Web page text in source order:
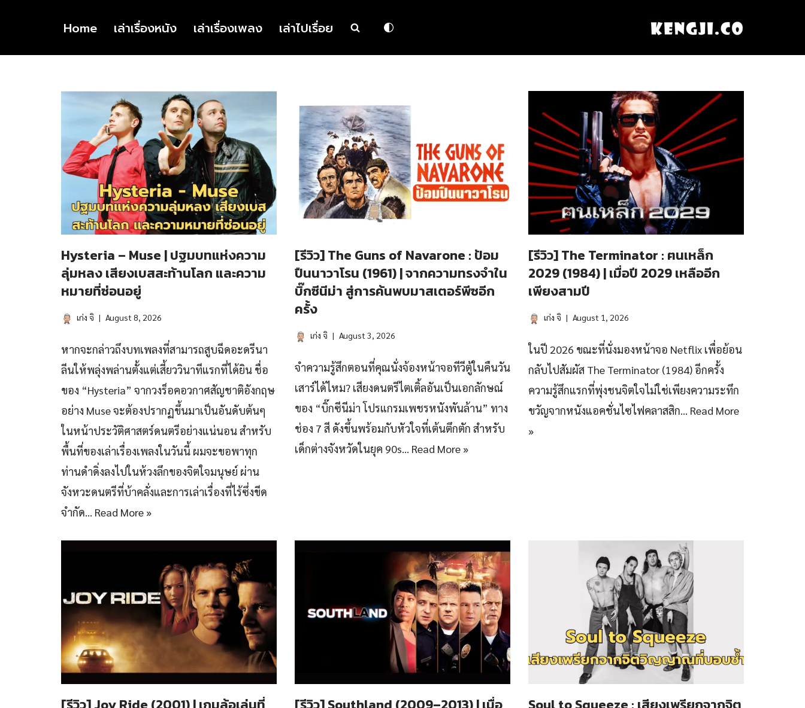
to
Home เล่าเรื่องหนัง เล่าเรื่องเพลง เล่าไปเรื่อย
Hysteria – Muse | ปฐมบทแห่งความ
ลุ่มหลง เสียงเบสสะท้านโลก และความ
หมายที่ซ่อนอยู่
เก่ง จิ August 8, 2026
หากจะกล่าวถึงบทเพลงที่สามารถสูบฉีดอะดรีนา
ลีนให้พลุ่งพล่านตั้งแต่เสี้ยววินาทีแรกที่ได้ยิน ชื่อ
ของ “Hysteria” จากวงร็อคอวกาศสัญชาติอังกฤษ
อย่าง Muse จะต้องปรากฏขึ้นมาเป็นอันดับต้นๆ
ในหน้าประวัติศาสตร์ดนตรีอย่างแน่นอน สำหรับ
พื้นที่ของเล่าเรื่องเพลงในวันนี้ ผมจะขอพาทุก
ท่านดำดิ่งลงไปในห้วงลึกของจิตใจมนุษย์ ผ่าน
จังหวะดนตรีที่บ้าคลั่งและการเล่าเรื่องที่ไร้ซึ่งขีด
จำกัด… Read More »
[รีวิว] The Guns of Navarone : ป้อม
ปืนนาวาโรน (1961) | จากความทรงจำใน
บิ๊กซีนีม่า สู่การค้นพบมาสเตอร์พีซอีก
ครั้ง
เก่ง จิ August 3, 2026
จำความรู้สึกตอนที่คุณนั่งจ้องหน้าจอทีวีตู้ในคืนวัน
เสาร์ได้ไหม? เสียงดนตรีไตเติ้ลอันเป็นเอกลักษณ์
ของ “บิ๊กซีนีม่า โปรแกรมเพชรหนังพันล้าน” ทาง
ช่อง 7 สี ดังขึ้นพร้อมกับหัวใจที่เต้นตึกตัก สำหรับ
เด็กต่างจังหวัดในยุค 90s… Read More »
[รีวิว] The Terminator : ฅนเหล็ก
2029 (1984) | เมื่อปี 2029 เหลืออีก
เพียงสามปี
เก่ง จิ August 1, 2026
ในปี 2026 ขณะที่นั่งมองหน้าจอ Netflix เพื่อย้อน
กลับไปสัมผัส The Terminator (1984) อีกครั้ง
ความรู้สึกแรกที่พุ่งชนจิตใจไม่ใช่เพียงความระทึก
ขวัญจากหนังแอคชั่นไซไฟคลาสสิก… Read More
»